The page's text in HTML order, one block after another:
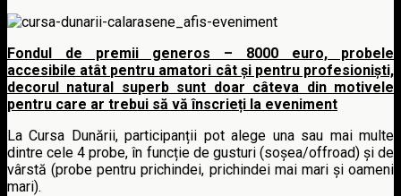
Fondul de premii generos – 8000 euro, probele
accesibile atât pentru amatori cât și pentru profesioniști,
decorul natural superb sunt doar câteva din motivele
pentru care ar trebui să vă înscrieți la eveniment
La Cursa Dunării, participanții pot alege una sau mai multe
dintre cele 4 probe, în funcție de gusturi (soșea/offroad) și de
vârstă (probe pentru prichindei, prichindei mai mari și oameni
mari).